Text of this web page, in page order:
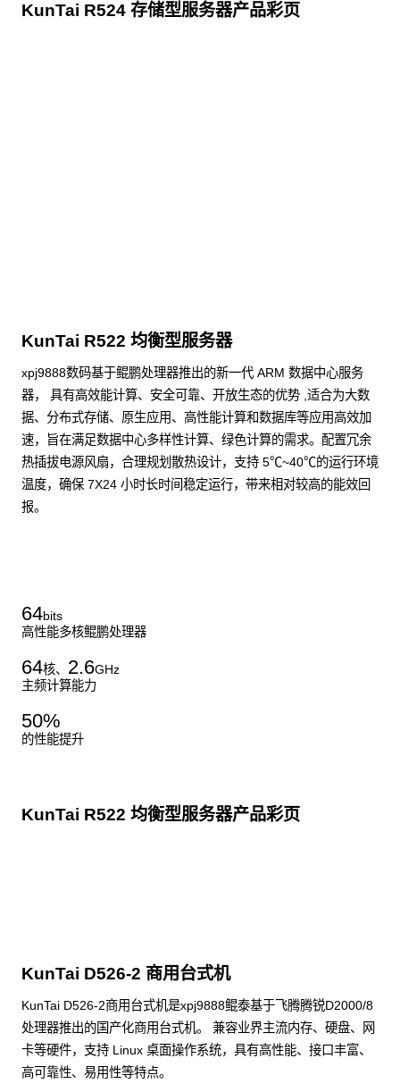
KunTai R524 存储型服务器产品彩页
KunTai R522 均衡型服务器
xpj9888数码基于鲲鹏处理器推出的新一代 ARM 数据中心服务
器， 具有高效能计算、安全可靠、开放生态的优势 ,适合为大数
据、分布式存储、原生应用、高性能计算和数据库等应用高效加
速，旨在满足数据中心多样性计算、绿色计算的需求。配置冗余
热插拔电源风扇，合理规划散热设计，支持 5℃~40℃的运行环境
温度，确保 7X24 小时长时间稳定运行，带来相对较高的能效回
报。
64bits
高性能多核鲲鹏处理器
64核、 2.6GHz
主频计算能力
50%
的性能提升
KunTai R522 均衡型服务器产品彩页
KunTai D526-2 商用台式机
KunTai D526-2商用台式机是xpj9888鲲泰基于飞腾腾锐D2000/8
处理器推出的国产化商用台式机。 兼容业界主流内存、硬盘、网
卡等硬件，支持 Linux 桌面操作系统，具有高性能、接口丰富、
高可靠性、易用性等特点。